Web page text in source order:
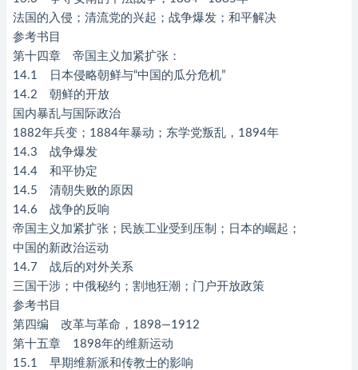
法国的入侵；清流党的兴起；战争爆发；和平解决
参考书目
第十四章 帝国主义加紧扩张：
14.1 日本侵略朝鲜与“中国的瓜分危机”
14.2 朝鲜的开放
国内暴乱与国际政治
1882年兵变；1884年暴动；东学党叛乱，1894年
14.3 战争爆发
14.4 和平协定
14.5 清朝失败的原因
14.6 战争的反响
帝国主义加紧扩张；民族工业受到压制；日本的崛起；
中国的新政治运动
14.7 战后的对外关系
三国干涉；中俄秘约；割地狂潮；门户开放政策
参考书目
第四编 改革与革命，1898—1912
第十五章 1898年的维新运动
15.1 早期维新派和传教士的影响